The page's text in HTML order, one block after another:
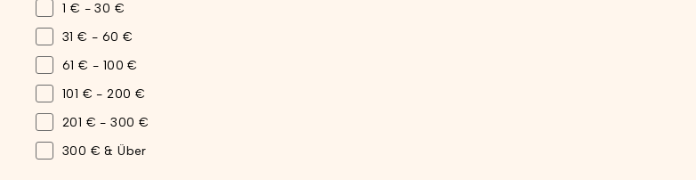
1 € - 30 €
31 € - 60 €
61 € - 100 €
101 € - 200 €
201 € - 300 €
300 € & Über